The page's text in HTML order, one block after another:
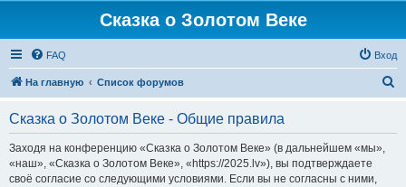
Сказка о Золотом Веке
FAQ Вход
На главную Список форумов
Сказка о Золотом Веке - Общие правила
Заходя на конференцию «Сказка о Золотом Веке» (в дальнейшем «мы»,
«наш», «Сказка о Золотом Веке», «https://2025.lv»), вы подтверждаете
своё согласие со следующими условиями. Если вы не согласны с ними,